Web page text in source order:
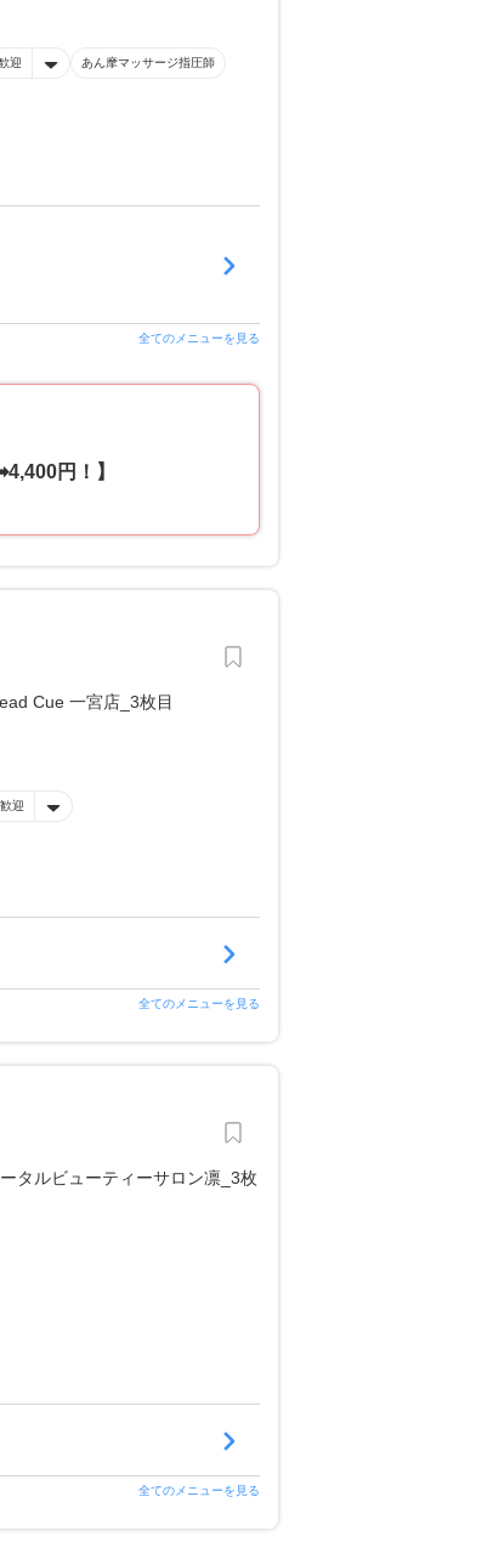
迎 あん摩マッサージ指圧師
全てのメニューを見る
円！】
迎
全てのメニューを見る
全てのメニューを見る